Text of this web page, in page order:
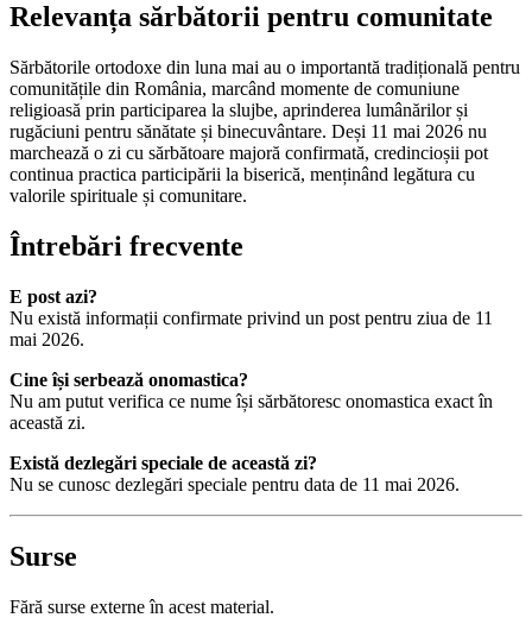
Relevanța sărbătorii pentru comunitate
Sărbătorile ortodoxe din luna mai au o importantă tradițională pentru
comunitățile din România, marcând momente de comuniune
religioasă prin participarea la slujbe, aprinderea lumânărilor și
rugăciuni pentru sănătate și binecuvântare. Deși 11 mai 2026 nu
marchează o zi cu sărbătoare majoră confirmată, credincioșii pot
continua practica participării la biserică, menținând legătura cu
valorile spirituale și comunitare.
Întrebări frecvente
E post azi?
Nu există informații confirmate privind un post pentru ziua de 11
mai 2026.
Cine își serbează onomastica?
Nu am putut verifica ce nume își sărbătoresc onomastica exact în
această zi.
Există dezlegări speciale de această zi?
Nu se cunosc dezlegări speciale pentru data de 11 mai 2026.
Surse
Fără surse externe în acest material.